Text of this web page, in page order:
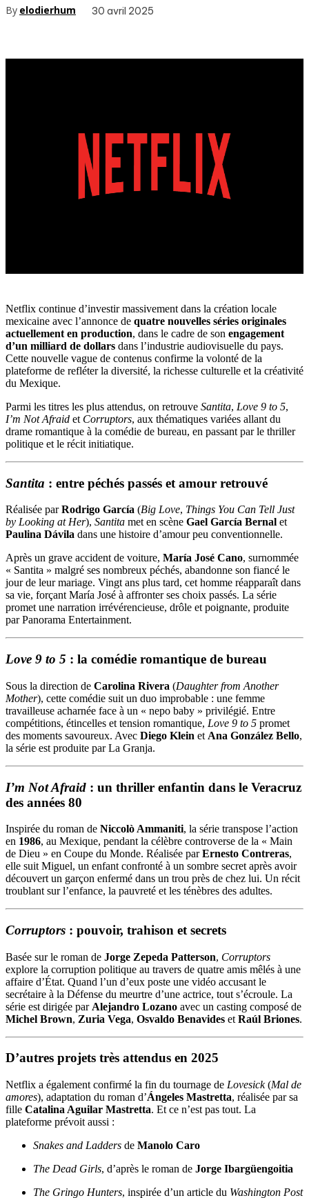
By elodierhum 30 avril 2025
Netflix continue d’investir massivement dans la création locale
mexicaine avec l’annonce de quatre nouvelles séries originales
actuellement en production, dans le cadre de son engagement
d’un milliard de dollars dans l’industrie audiovisuelle du pays.
Cette nouvelle vague de contenus confirme la volonté de la
plateforme de refléter la diversité, la richesse culturelle et la créativité
du Mexique.
Parmi les titres les plus attendus, on retrouve Santita, Love 9 to 5,
I’m Not Afraid et Corruptors, aux thématiques variées allant du
drame romantique à la comédie de bureau, en passant par le thriller
politique et le récit initiatique.
Santita : entre péchés passés et amour retrouvé
Réalisée parRodrigo García (Big Love, Things You Can Tell Just
by Looking at Her), Santita met en scène Gael García Bernal et
Paulina Dávila dans une histoire d’amour peu conventionnelle.
Après un grave accident de voiture, María José Cano, surnommée
« Santita » malgré ses nombreux péchés, abandonne son fiancé le
jour de leur mariage. Vingt ans plus tard, cet homme réapparaît dans
sa vie, forçant María José à affronter ses choix passés. La série
promet une narration irrévérencieuse, drôle et poignante, produite
par Panorama Entertainment.
Love 9 to 5 : la comédie romantique de bureau
Sous la direction de Carolina Rivera (Daughter from Another
Mother), cette comédie suit un duo improbable : une femme
travailleuse acharnée face à un « nepo baby » privilégié. Entre
compétitions, étincelles et tension romantique, Love 9 to 5 promet
des moments savoureux. Avec Diego Klein et Ana González Bello,
la série est produite par La Granja.
I’m Not Afraid : un thriller enfantin dans le Veracruz
des années 80
Inspirée du roman de Niccolò Ammaniti, la série transpose l’action
en 1986, au Mexique, pendant la célèbre controverse de la « Main
de Dieu » en Coupe du Monde. Réalisée parErnesto Contreras,
elle suit Miguel, un enfant confronté à un sombre secret après avoir
découvert un garçon enfermé dans un trou près de chez lui. Un récit
troublant sur l’enfance, la pauvreté et les ténèbres des adultes.
Corruptors : pouvoir, trahison et secrets
Basée sur le roman de Jorge Zepeda Patterson, Corruptors
explore la corruption politique au travers de quatre amis mêlés à une
affaire d’État. Quand l’un d’eux poste une vidéo accusant le
secrétaire à la Défense du meurtre d’une actrice, tout s’écroule. La
série est dirigée par Alejandro Lozano avec un casting composé de
Michel Brown, Zuria Vega, Osvaldo Benavides et Raúl Briones.
D’autres projets très attendus en 2025
Netflix a également confirmé la fin du tournage de Lovesick(Mal de
amores), adaptation du roman d’Ángeles Mastretta, réalisée par sa
fille Catalina Aguilar Mastretta. Et ce n’est pas tout. La
plateforme prévoit aussi :
Snakes and Ladders de Manolo Caro
The Dead Girls, d’après le roman de Jorge Ibargüengoitia
The Gringo Hunters, inspirée d’un article du Washington Post